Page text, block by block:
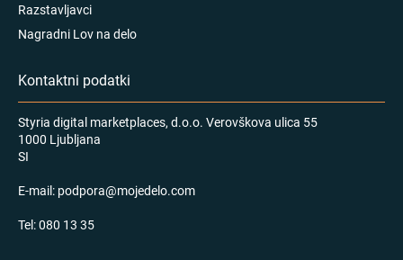
Razstavljavci
Nagradni Lov na delo
Kontaktni podatki
Styria digital marketplaces, d.o.o. Verovškova ulica 55
1000 Ljubljana
SI
E-mail: podpora@mojedelo.com
Tel:080 13 35